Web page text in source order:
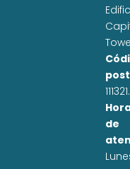
111321.
de